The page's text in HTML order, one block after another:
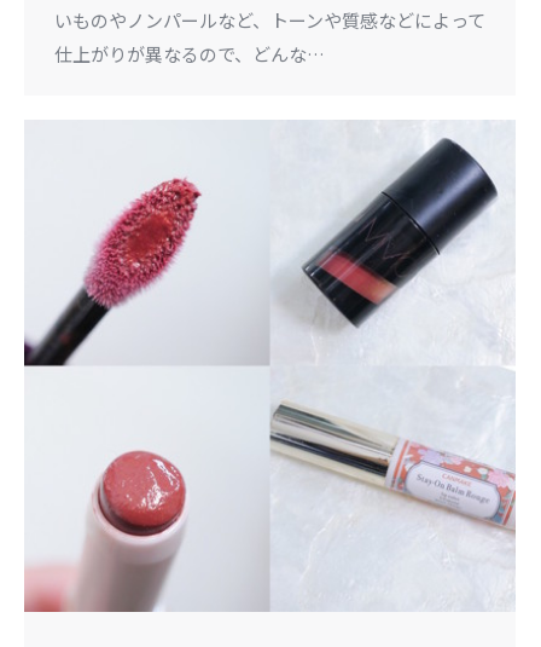
いものやノンパールなど、トーンや質感などによって
仕上がりが異なるので、どんな…